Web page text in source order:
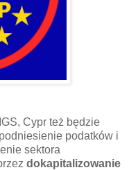
Cypr też będzie
podatków i
sektora
dokapitalizowanie